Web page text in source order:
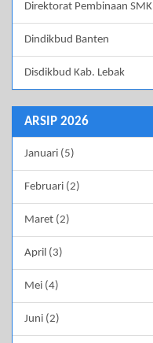
Direktorat Pembinaan SMK
Dindikbud Banten
Disdikbud Kab. Lebak
ARSIP 2026
Januari (5)
Februari (2)
Maret (2)
April (3)
Mei (4)
Juni (2)